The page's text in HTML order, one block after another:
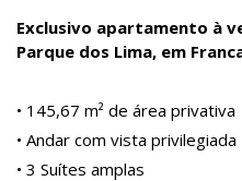
Exclusivo apartamento à
Parque dos Lima, em
• 145,67 m² de área privativa
• Andar com vista privilegiada
• 3 Suítes amplas